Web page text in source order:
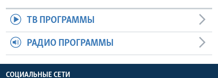
ТВ ПРОГРАММЫ
РАДИО ПРОГРАММЫ
СОЦИАЛЬНЫЕ СЕТИ